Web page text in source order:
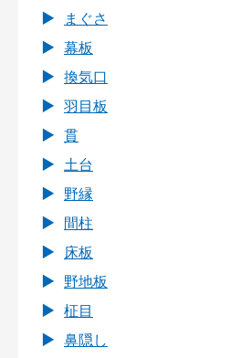
まぐさ
幕板
換気口
羽目板
貫
土台
野縁
間柱
床板
野地板
柾目
鼻隠し